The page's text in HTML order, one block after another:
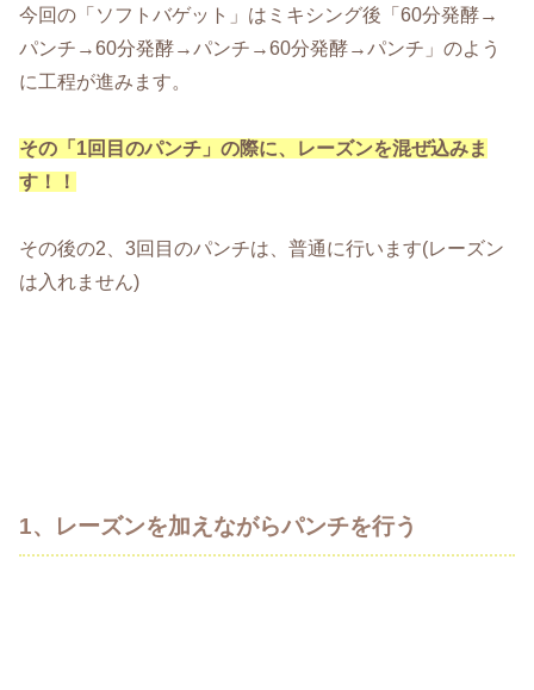
今回の「ソフトバゲット」はミキシング後「60分発酵→
パンチ→60分発酵→パンチ→60分発酵→パンチ」のよう
に工程が進みます。
その「1回目のパンチ」の際に、レーズンを混ぜ込みま
す！！
その後の2、3回目のパンチは、普通に行います(レーズン
は入れません)
1、レーズンを加えながらパンチを行う